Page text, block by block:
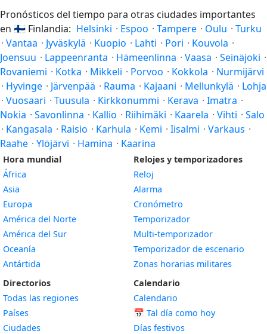
Pronósticos del tiempo para otras ciudades importantes
en 🇫🇮 Finlandia: Helsinki · Espoo · Tampere · Oulu · Turku
· Vantaa · Jyväskylä · Kuopio · Lahti · Pori · Kouvola ·
Joensuu · Lappeenranta · Hämeenlinna · Vaasa · Seinäjoki ·
Rovaniemi · Kotka · Mikkeli · Porvoo · Kokkola · Nurmijärvi
· Hyvinge · Järvenpää · Rauma · Kajaani · Mellunkylä · Lohja
· Vuosaari · Tuusula · Kirkkonummi · Kerava · Imatra ·
Nokia · Savonlinna · Kallio · Riihimäki · Kaarela · Vihti · Salo
· Kangasala · Raisio · Karhula · Kemi · Iisalmi · Varkaus ·
Raahe · Ylöjärvi · Hamina · Kaarina
Hora mundial
África
Asia
Europa
América del Norte
América del Sur
Oceanía
Antártida
Directorios
Todas las regiones
Países
Ciudades
Relojes y temporizadores
Reloj
Alarma
Cronómetro
Temporizador
Multi-temporizador
Temporizador de escenario
Zonas horarias militares
Calendario
Calendario
📅 Tal día como hoy
Días festivos